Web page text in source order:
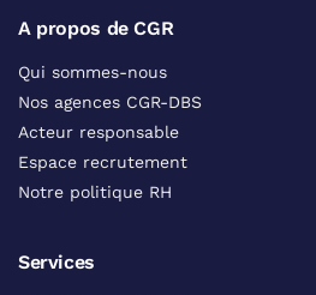
A propos de CGR
Qui sommes-nous
Nos agences CGR-DBS
Acteur responsable
Espace recrutement
Notre politique RH
Services